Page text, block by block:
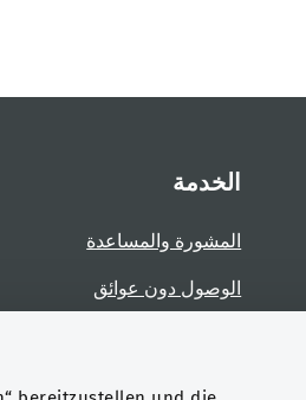
الخدمة
المشورة والمساعدة
الوصول دون عوائق